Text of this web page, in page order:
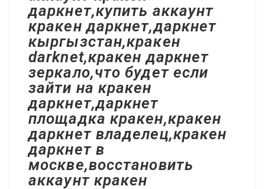
даркнет,купить аккаунт
кракен даркнет,даркнет
кыргызстан,кракен
darknet,кракен даркнет
зеркало,что будет если
зайти на кракен
даркнет,даркнет
площадка кракен,кракен
даркнет владелец,кракен
даркнет в
москве,восстановить
аккаунт кракен